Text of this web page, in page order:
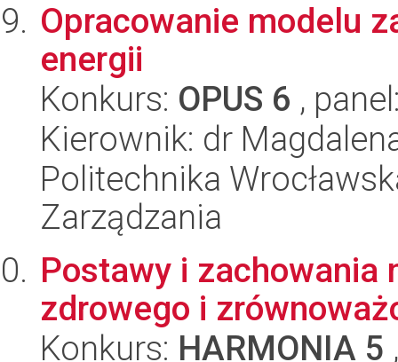
Opracowanie modelu
energii
Konkurs: OPUS 6 ,
Kierownik: dr
Politechnika
Zarządzania
Postawy i zachowania
zdrowego i
Konkurs: HARMONIA 5